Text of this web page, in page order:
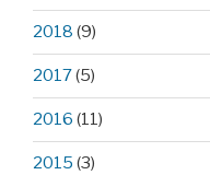
2018 (9)
2017(5)
2016 (11)
2015 (3)